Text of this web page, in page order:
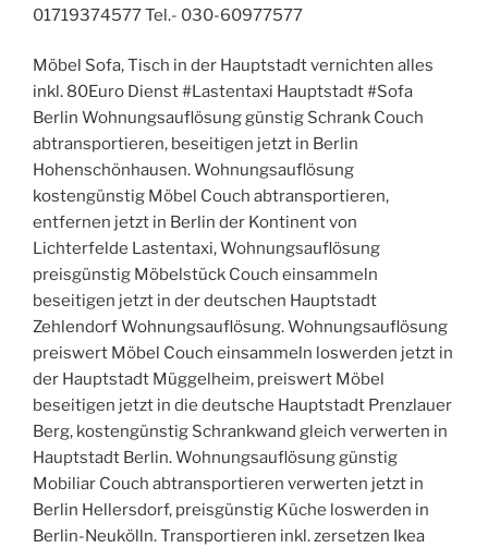
01719374577 Tel.- 030-60977577
Möbel Sofa, Tisch in der Hauptstadt vernichten alles
inkl. 80Euro Dienst #Lastentaxi Hauptstadt #Sofa
Berlin Wohnungsauflösung günstig Schrank Couch
abtransportieren, beseitigen jetzt in Berlin
Hohenschönhausen. Wohnungsauflösung
kostengünstig Möbel Couch abtransportieren,
entfernen jetzt in Berlin der Kontinent von
Lichterfelde Lastentaxi, Wohnungsauflösung
preisgünstig Möbelstück Couch einsammeln
beseitigen jetzt in der deutschen Hauptstadt
Zehlendorf Wohnungsauflösung. Wohnungsauflösung
preiswert Möbel Couch einsammeln loswerden jetzt in
der Hauptstadt Müggelheim, preiswert Möbel
beseitigen jetzt in die deutsche Hauptstadt Prenzlauer
Berg, kostengünstig Schrankwand gleich verwerten in
Hauptstadt Berlin. Wohnungsauflösung günstig
Mobiliar Couch abtransportieren verwerten jetzt in
Berlin Hellersdorf, preisgünstig Küche loswerden in
Berlin-Neukölln. Transportieren inkl. zersetzen Ikea